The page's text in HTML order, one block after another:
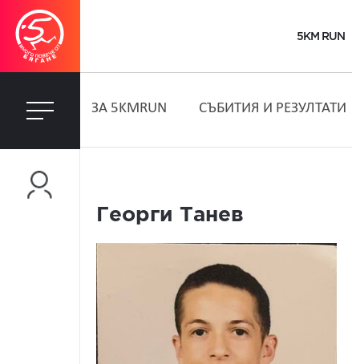
5KM RUN
ЗA 5KMRUN СЪБИТИЯ И РЕЗУЛТАТИ
Георги Танев